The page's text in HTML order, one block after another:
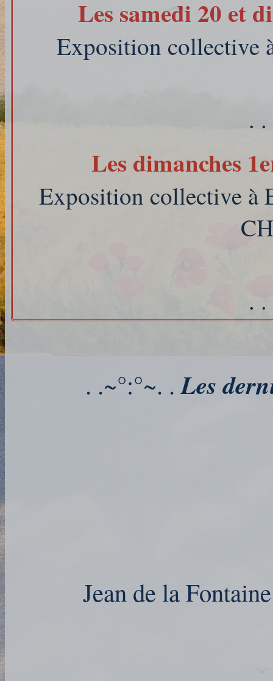
Les samedi 20 et
Exposition
.
Les dimanches
Exposition collective à
.
. .~°:°~. . Les
Jean de la